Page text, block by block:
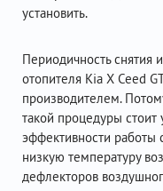
установить.
Периодичность снятия
отопителя Kia X Ceed
производителем.
такой процедуры стоит
эффективности
низкую температуру
дефлекторов